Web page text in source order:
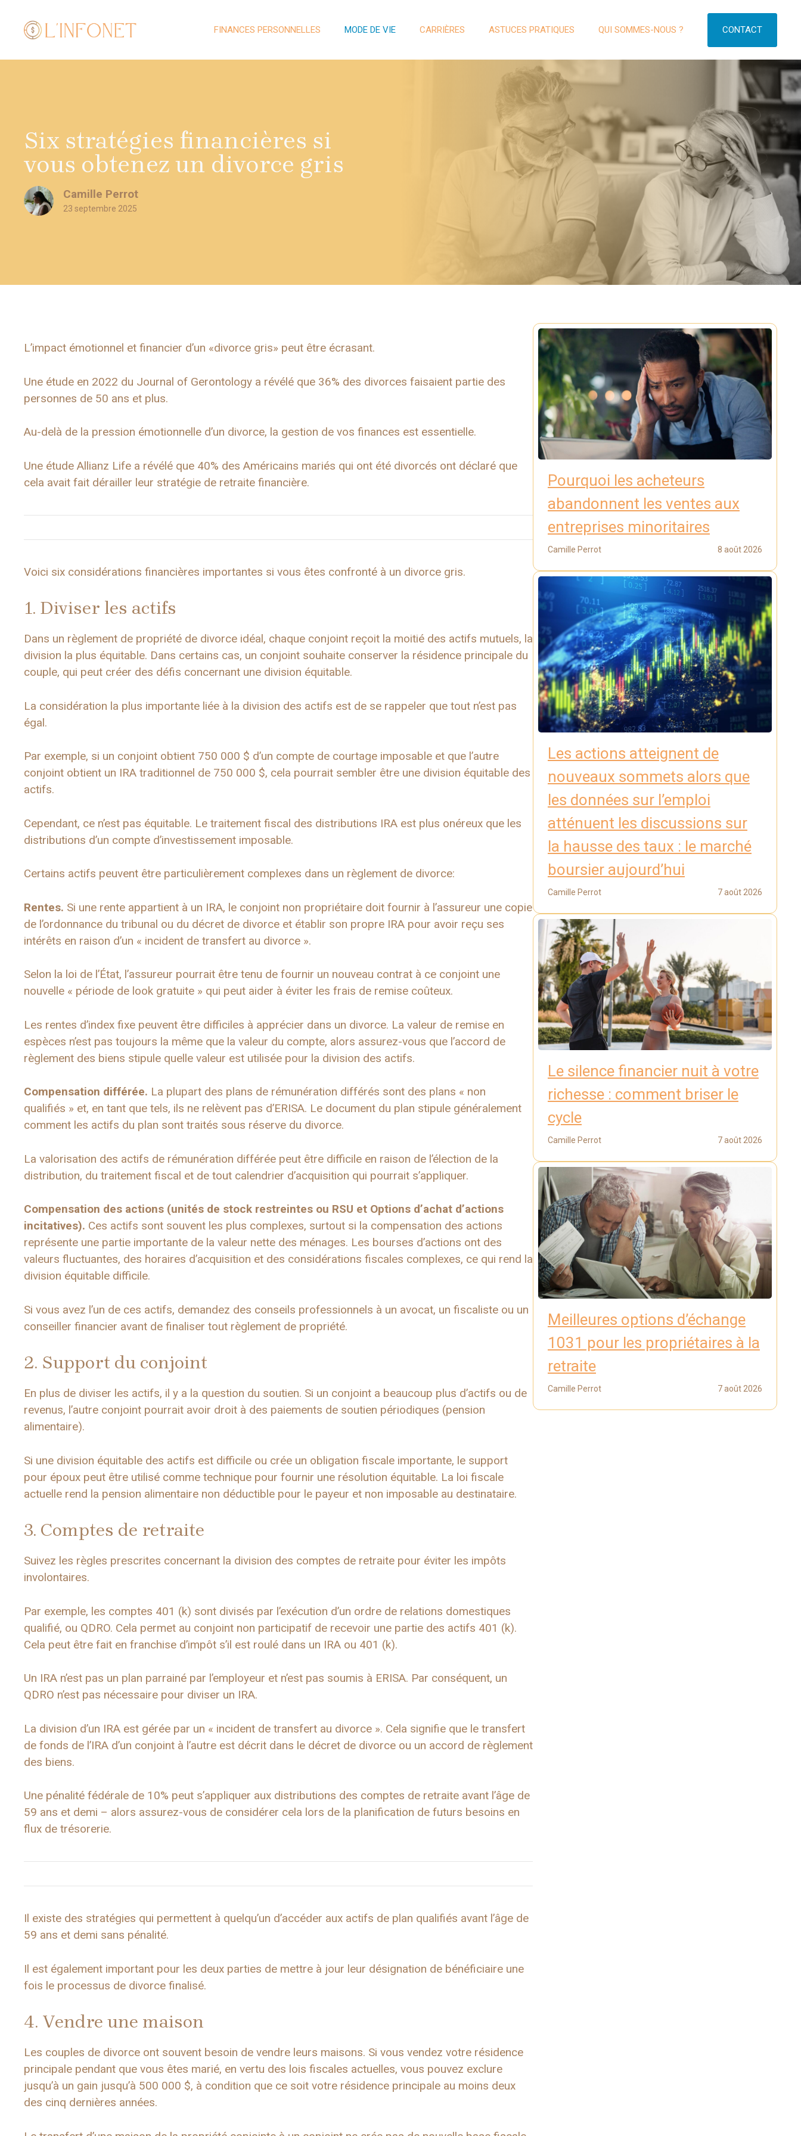
contenu
FINANCES PERSONNELLES MODE DE VIE CARRIÈRES ASTUCES PRATIQUES QUI SOMMES-NOUS ? CONTACT
Six stratégies financières si
vous obtenez un divorce gris
Camille Perrot
23 septembre 2025
L’impact émotionnel et financier d’un «divorce gris» peut être écrasant.
Une étude en 2022 du Journal of Gerontology a révélé que 36% des divorces faisaient partie des
personnes de 50 ans et plus.
Au-delà de la pression émotionnelle d’un divorce, la gestion de vos finances est essentielle.
Une étude Allianz Life a révélé que 40% des Américains mariés qui ont été divorcés ont déclaré que
cela avait fait dérailler leur stratégie de retraite financière.
Voici six considérations financières importantes si vous êtes confronté à un divorce gris.
1. Diviser les actifs
Dans un règlement de propriété de divorce idéal, chaque conjoint reçoit la moitié des actifs mutuels, la
division la plus équitable. Dans certains cas, un conjoint souhaite conserver la résidence principale du
couple, qui peut créer des défis concernant une division équitable.
La considération la plus importante liée à la division des actifs est de se rappeler que tout n’est pas
égal.
Par exemple, si un conjoint obtient 750 000 $ d’un compte de courtage imposable et que l’autre
conjoint obtient un IRA traditionnel de 750 000 $, cela pourrait sembler être une division équitable des
actifs.
Cependant, ce n’est pas équitable. Le traitement fiscal des distributions IRA est plus onéreux que les
distributions d’un compte d’investissement imposable.
Certains actifs peuvent être particulièrement complexes dans un règlement de divorce:
Rentes. Si une rente appartient à un IRA, le conjoint non propriétaire doit fournir à l’assureur une copie
de l’ordonnance du tribunal ou du décret de divorce et établir son propre IRA pour avoir reçu ses
intérêts en raison d’un « incident de transfert au divorce ».
Selon la loi de l’État, l’assureur pourrait être tenu de fournir un nouveau contrat à ce conjoint une
nouvelle « période de look gratuite » qui peut aider à éviter les frais de remise coûteux.
Les rentes d’index fixe peuvent être difficiles à apprécier dans un divorce. La valeur de remise en
espèces n’est pas toujours la même que la valeur du compte, alors assurez-vous que l’accord de
règlement des biens stipule quelle valeur est utilisée pour la division des actifs.
Compensation différée. La plupart des plans de rémunération différés sont des plans « non
qualifiés » et, en tant que tels, ils ne relèvent pas d’ERISA. Le document du plan stipule généralement
comment les actifs du plan sont traités sous réserve du divorce.
La valorisation des actifs de rémunération différée peut être difficile en raison de l’élection de la
distribution, du traitement fiscal et de tout calendrier d’acquisition qui pourrait s’appliquer.
Compensation des actions (unités de stock restreintes ou RSU et Options d’achat d’actions
incitatives). Ces actifs sont souvent les plus complexes, surtout si la compensation des actions
représente une partie importante de la valeur nette des ménages. Les bourses d’actions ont des
valeurs fluctuantes, des horaires d’acquisition et des considérations fiscales complexes, ce qui rend la
division équitable difficile.
Si vous avez l’un de ces actifs, demandez des conseils professionnels à un avocat, un fiscaliste ou un
conseiller financier avant de finaliser tout règlement de propriété.
2. Support du conjoint
En plus de diviser les actifs, il y a la question du soutien. Si un conjoint a beaucoup plus d’actifs ou de
revenus, l’autre conjoint pourrait avoir droit à des paiements de soutien périodiques (pension
alimentaire).
Si une division équitable des actifs est difficile ou crée un obligation fiscale importante, le support
pour époux peut être utilisé comme technique pour fournir une résolution équitable. La loi fiscale
actuelle rend la pension alimentaire non déductible pour le payeur et non imposable au destinataire.
3. Comptes de retraite
Suivez les règles prescrites concernant la division des comptes de retraite pour éviter les impôts
involontaires.
Par exemple, les comptes 401 (k) sont divisés par l’exécution d’un ordre de relations domestiques
qualifié, ou QDRO. Cela permet au conjoint non participatif de recevoir une partie des actifs 401 (k).
Cela peut être fait en franchise d’impôt s’il est roulé dans un IRA ou 401 (k).
Un IRA n’est pas un plan parrainé par l’employeur et n’est pas soumis à ERISA. Par conséquent, un
QDRO n’est pas nécessaire pour diviser un IRA.
La division d’un IRA est gérée par un « incident de transfert au divorce ». Cela signifie que le transfert
de fonds de l’IRA d’un conjoint à l’autre est décrit dans le décret de divorce ou un accord de règlement
des biens.
Une pénalité fédérale de 10% peut s’appliquer aux distributions des comptes de retraite avant l’âge de
59 ans et demi – alors assurez-vous de considérer cela lors de la planification de futurs besoins en
flux de trésorerie.
Il existe des stratégies qui permettent à quelqu’un d’accéder aux actifs de plan qualifiés avant l’âge de
59 ans et demi sans pénalité.
Il est également important pour les deux parties de mettre à jour leur désignation de bénéficiaire une
fois le processus de divorce finalisé.
4. Vendre une maison
Les couples de divorce ont souvent besoin de vendre leurs maisons. Si vous vendez votre résidence
principale pendant que vous êtes marié, en vertu des lois fiscales actuelles, vous pouvez exclure
jusqu’à un gain jusqu’à 500 000 $, à condition que ce soit votre résidence principale au moins deux
des cinq dernières années.
Pourquoi les acheteurs
abandonnent les ventes aux
entreprises minoritaires
Camille Perrot 8 août 2026
Les actions atteignent de
nouveaux sommets alors que
les données sur l’emploi
atténuent les discussions sur
la hausse des taux : le marché
boursier aujourd’hui
Camille Perrot 7 août 2026
Le silence financier nuit à votre
richesse : comment briser le
cycle
Camille Perrot 7 août 2026
Meilleures options d’échange
1031 pour les propriétaires à la
retraite
Camille Perrot 7 août 2026